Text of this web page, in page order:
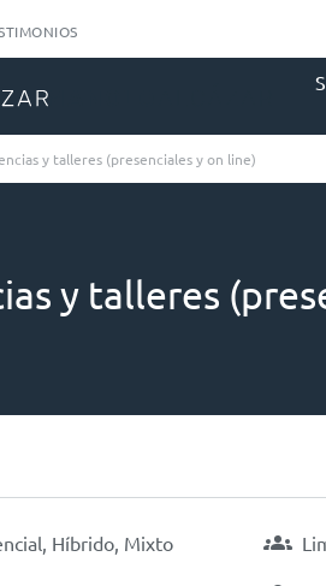
y talleres (presenciales y on line)
y talleres
Híbrido, Mixto